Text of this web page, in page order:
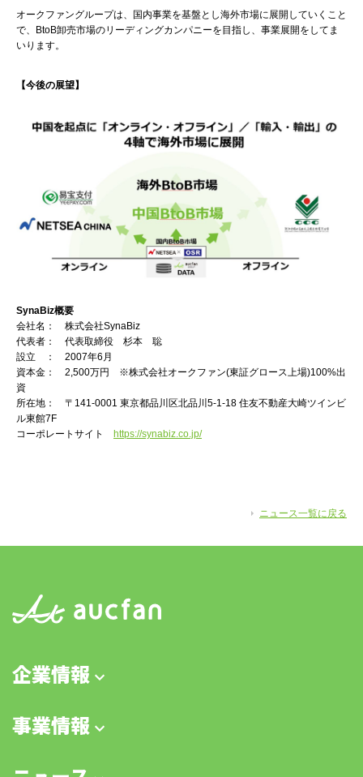
オークファングループは、国内事業を基盤とし海外市場に展開していくこと
で、BtoB卸売市場のリーディングカンパニーを目指し、事業展開をしてま
いります。
【今後の展望】
SynaBiz概要
会社名： 株式会社SynaBiz
代表者： 代表取締役 杉本 聡
設立 ： 2007年6月
資本金： 2,500万円 ※株式会社オークファン(東証グロース上場)100%出
資
所在地： 〒141-0001 東京都品川区北品川5-1-18 住友不動産大崎ツインビ
ル東館7F
コーポレートサイト
https://synabiz.co.jp/
ニュース一覧に戻る
企業情報
事業情報